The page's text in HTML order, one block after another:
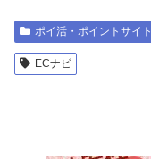
ポイ活・ポイントサイト
ECナビ